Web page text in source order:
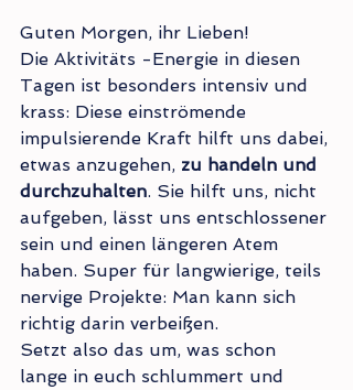
Guten Morgen, ihr Lieben!
Die Aktivitäts -Energie in diesen
Tagen ist besonders intensiv und
krass: Diese einströmende
impulsierende Kraft hilft uns dabei,
etwas anzugehen, zu handeln und
durchzuhalten. Sie hilft uns, nicht
aufgeben, lässt uns entschlossener
sein und einen längeren Atem
haben. Super für langwierige, teils
nervige Projekte: Man kann sich
richtig darin verbeißen.
Setzt also das um, was schon
lange in euch schlummert und